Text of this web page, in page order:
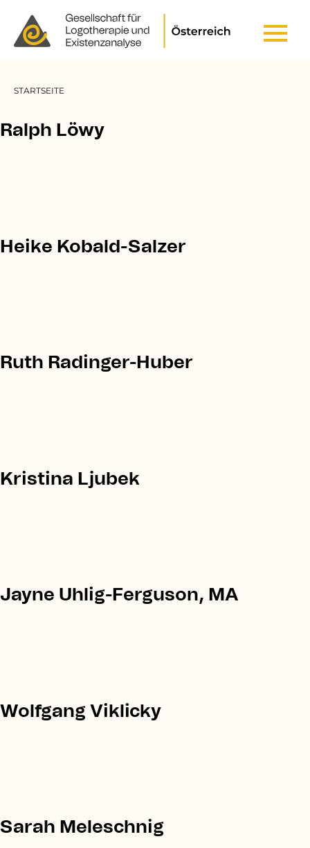
STARTSEITE
Ralph Löwy
Heike Kobald-Salzer
Ruth Radinger-Huber
Kristina Ljubek
Jayne Uhlig-Ferguson, MA
Wolfgang Viklicky
Sarah Meleschnig